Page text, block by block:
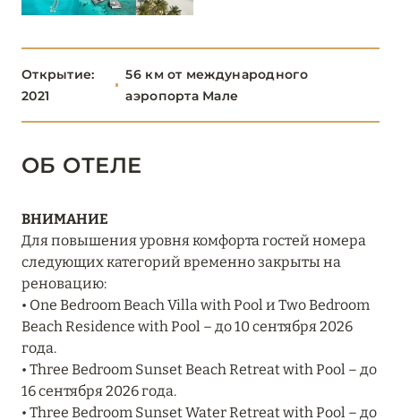
Banyan Tree Vabbinfaru
Four Seasons Resort Maldives at Kuda Huraa
Grand Park Kodhipparu Maldives
Hilton Maldives Amingiri Resort & Spa
Huvafen Fushi Maldives
Joy Island
Jumeirah Olhahali Island
Открытие:
2021
56 км от международного
аэропорта Мале
ОБ ОТЕЛЕ
ВНИМАНИЕ
Для повышения уровня комфорта гостей номера
следующих категорий временно закрыты на
реновацию:
• One Bedroom Beach Villa with Pool и Two Bedroom
Beach Residence with Pool – до 10 сентября 2026
года.
• Three Bedroom Sunset Beach Retreat with Pool – до
16 сентября 2026 года.
• Three Bedroom Sunset Water Retreat with Pool – до